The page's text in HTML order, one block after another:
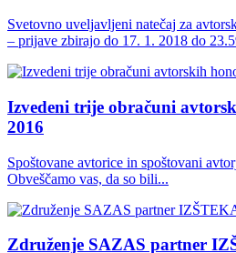
Svetovno uveljavljeni natečaj za
– prijave zbirajo do 17. 1. 2018 do
Izvedeni trije obračuni
2016
Spoštovane avtorice in spoštovani
Obveščamo vas, da so bili...
Združenje SAZAS partner